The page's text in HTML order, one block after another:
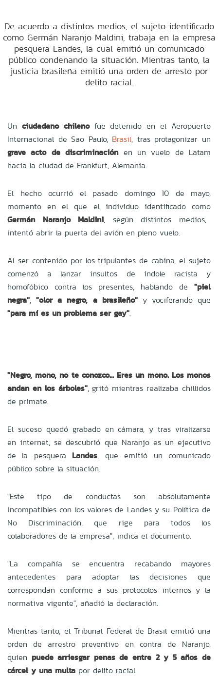
De acuerdo a distintos medios, el sujeto identificado
como Germán Naranjo Maldini, trabaja en la empresa
pesquera Landes, la cual emitió un comunicado
público condenando la situación. Mientras tanto, la
justicia brasileña emitió una orden de arresto por
delito racial.
Un ciudadano chilenofue detenido en el Aeropuerto
Internacional de Sao Paulo, Brasil, tras protagonizar un
grave acto de discriminaciónen un vuelo de Latam
hacia la ciudad de Frankfurt, Alemania.
El hecho ocurrió el pasado domingo 10 de mayo,
momento en el que el individuo identificado como
Germán Naranjo Maldini, según distintos medios,
intentó abrir la puerta del avión en pleno vuelo.
Al ser contenido por los tripulantes de cabina, el sujeto
comenzó a lanzar insultos de índole racista y
homofóbico contra los presentes, hablando de "piel
negra","olor a negro, a brasileño"y vociferando que
"para mí es un problema ser gay".
"Negro, mono, no te conozco... Eres un mono. Los monos
andan en los árboles", gritó mientras realizaba chillidos
de primate.
El suceso quedó grabado en cámara, y tras viralizarse
en internet, se descubrió que Naranjo es un ejecutivo
de la pesquera Landes, que emitió un comunicado
público sobre la situación.
"Este tipo de conductas son absolutamente
incompatibles con los valores de Landes y su Política de
No Discriminación, que rige para todos los
colaboradores de la empresa", indica el documento.
"La compañía se encuentra recabando mayores
antecedentes para adoptar las decisiones que
correspondan conforme a sus protocolos internos y la
normativa vigente", añadió la declaración.
Mientras tanto, el Tribunal Federal de Brasil emitió una
orden de arrestro preventivo en contra de Naranjo,
quien puede arriesgar penas de entre 2 y 5 años de
cárcel y una multa por delito racial.